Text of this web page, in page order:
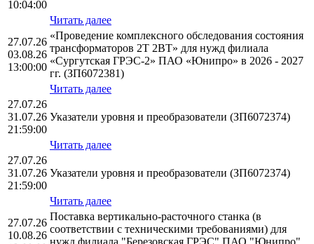
10:04:00
Читать далее
27.07.26
03.08.26
13:00:00
«Проведение комплексного обследования состояния
трансформаторов 2Т 2ВТ» для нужд филиала
«Сургутская ГРЭС-2» ПАО «Юнипро» в 2026 - 2027
гг. (ЗП6072381)
Читать далее
27.07.26
31.07.26
21:59:00
Указатели уровня и преобразователи (ЗП6072374)
Читать далее
27.07.26
31.07.26
21:59:00
Указатели уровня и преобразователи (ЗП6072374)
Читать далее
27.07.26
10.08.26
Поставка вертикально-расточного станка (в
соответствии с техническими требованиями) для
нужд филиала "Березовская ГРЭС" ПАО "Юнипро"